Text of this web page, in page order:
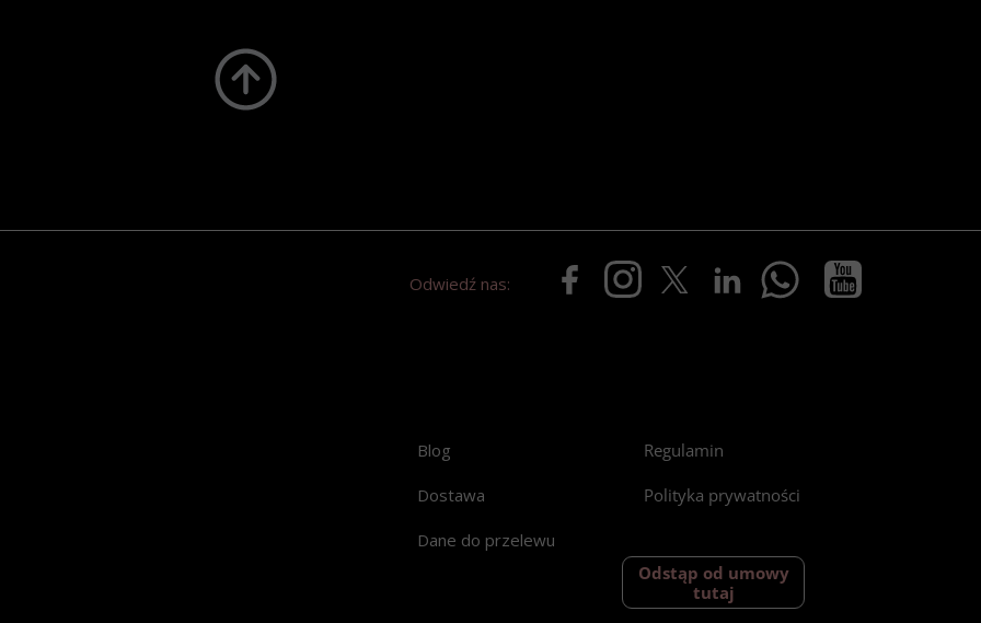
Odstąp od umowy
tutaj
Blog
Dostawa
Dane do przelewu
Regulamin
Polityka prywatności
Odwiedź nas: